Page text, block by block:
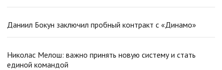
Даниил Бокун заключил пробный контракт с «Динамо»
Николас Мелош: важно принять новую систему и стать
единой командой